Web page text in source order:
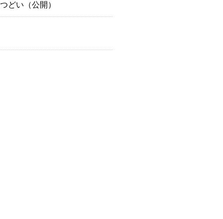
どい（公開）